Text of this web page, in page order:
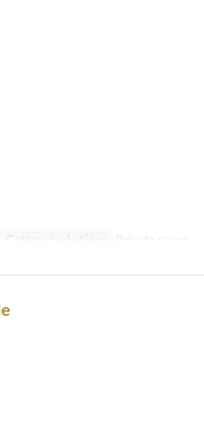
Catégorie de Siège Private room